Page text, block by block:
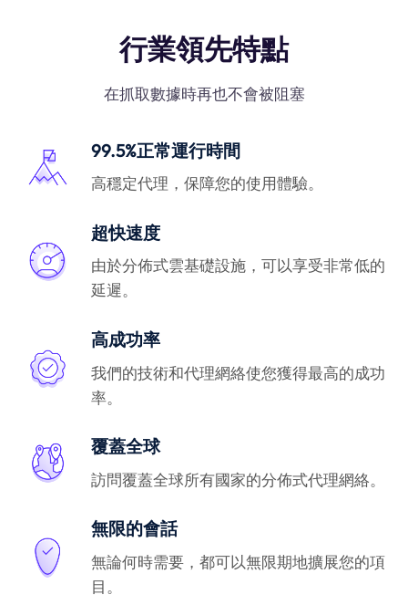
行業領先特點
在抓取數據時再也不會被阻塞
99.5%正常運行時間
高穩定代理，保障您的使用體驗。
超快速度
由於分佈式雲基礎設施，可以享受非常低的
延遲。
高成功率
我們的技術和代理網絡使您獲得最高的成功
率。
覆蓋全球
訪問覆蓋全球所有國家的分佈式代理網絡。
無限的會話
無論何時需要，都可以無限期地擴展您的項
目。